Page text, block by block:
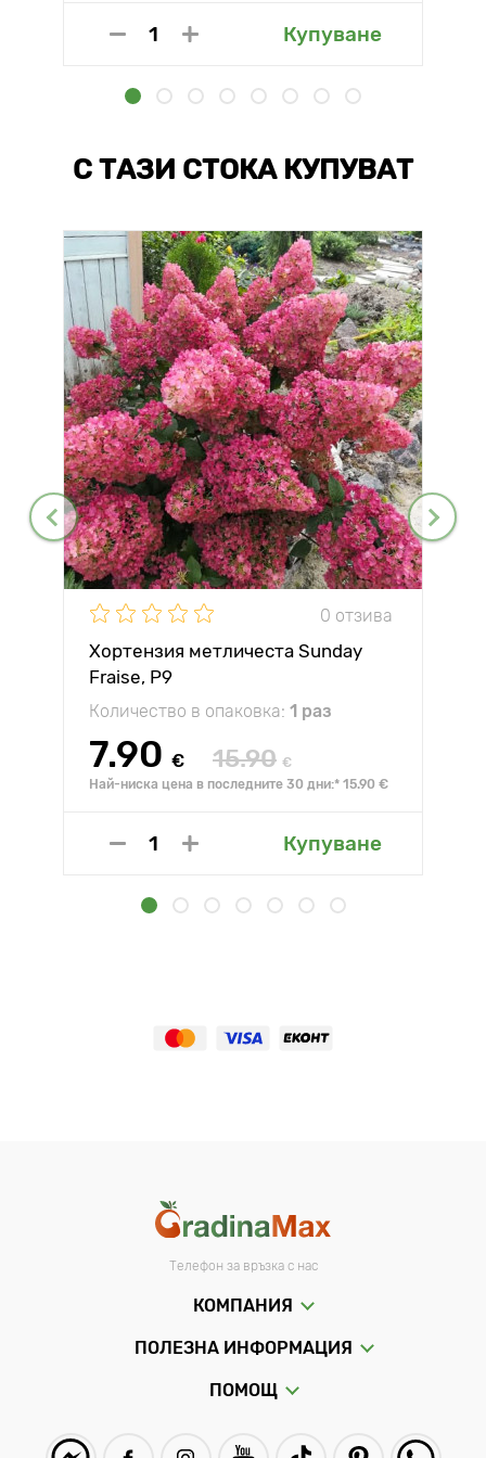
Купуване
С ТАЗИ СТОКА КУПУВАТ
0 отзива
Хортензия метличеста Sunday
Fraise, P9
Количество в опаковка: 1 раз
7.90 € 15.90 €
Най-ниска цена в последните 30 дни:* 15.90 €
Купуване
Телефон за връзка с нас
КОМПАНИЯ
ПОЛЕЗНА ИНФОРМАЦИЯ
ПОМОЩ